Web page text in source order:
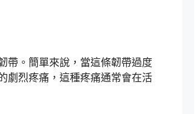
帶。簡單來說，當這條韌帶過度
劇烈疼痛，這種疼痛通常會在活